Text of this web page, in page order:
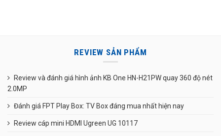
REVIEW SẢN PHẨM
Review và đánh giá hình ảnh KB One HN-H21PW quay 360 độ nét
2.0MP
Đánh giá FPT Play Box: TV Box đáng mua nhất hiện nay
Review cáp mini HDMI Ugreen UG 10117